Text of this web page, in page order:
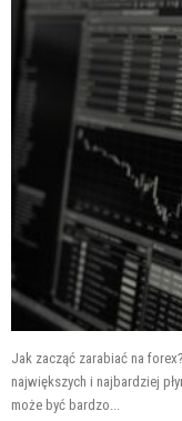
Jak zacząć zarabiać na
największych i najbardziej
może być bardzo...